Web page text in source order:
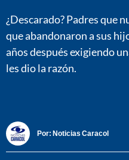
¿Descarado? Padres que
que abandonaron a sus
años después exigiendo
les dio la razón.
Por: Noticias Caracol